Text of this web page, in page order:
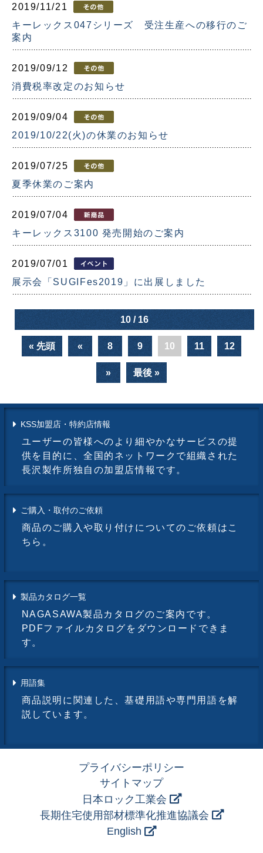
2019/11/21
キーレックス047シリーズ 受注生産への移行のご
案内
2019/09/12
消費税率改定のお知らせ
2019/09/04
2019/10/22(火)の休業のお知らせ
2019/07/25
夏季休業のご案内
2019/07/04
キーレックス3100 発売開始のご案内
2019/07/01
展示会「SUGIFes2019」に出展しました
10 / 16
« 先頭 « 8 9 10 11 12
» 最後 »
KSS加盟店・特約店情報
ユーザーの皆様へのより細やかなサービスの提
供を目的に、全国的ネットワークで組織された
長沢製作所独自の加盟店情報です。
ご購入・取付のご依頼
商品のご購入や取り付けについてのご依頼はこ
ちら。
製品カタログ一覧
NAGASAWA製品カタログのご案内です。
PDFファイルカタログをダウンロードできま
す。
用語集
商品説明に関連した、基礎用語や専門用語を解
説しています。
プライバシーポリシー
サイトマップ
日本ロック工業会
長期住宅使用部材標準化推進協議会
English